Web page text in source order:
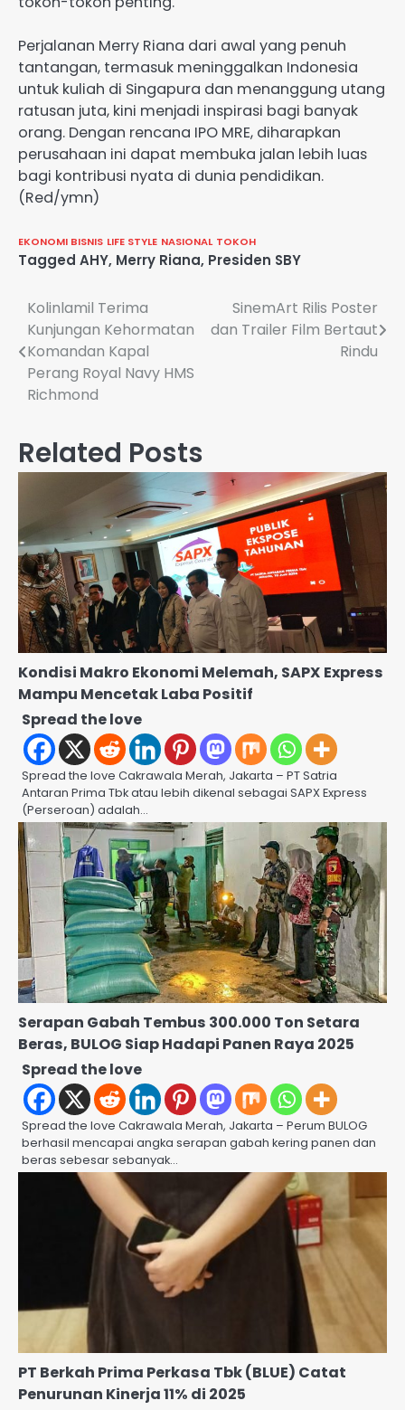
Perjalanan Merry Riana dari awal yang penuh
tantangan, termasuk meninggalkan Indonesia
untuk kuliah di Singapura dan menanggung utang
ratusan juta, kini menjadi inspirasi bagi banyak
orang. Dengan rencana IPO MRE, diharapkan
perusahaan ini dapat membuka jalan lebih luas
bagi kontribusi nyata di dunia pendidikan.
(Red/ymn)
EKONOMI BISNIS LIFE STYLE NASIONAL TOKOH
Tagged AHY, Merry Riana, Presiden SBY
Navigasi
pos
Kolinlamil Terima
Kunjungan Kehormatan
Komandan Kapal
Perang Royal Navy HMS
Richmond
SinemArt Rilis Poster
dan Trailer Film Bertaut
Rindu
Related Posts
Kondisi Makro Ekonomi Melemah, SAPX Express
Mampu Mencetak Laba Positif
Spread the love
Spread the love Cakrawala Merah, Jakarta – PT Satria
Antaran Prima Tbk atau lebih dikenal sebagai SAPX Express
(Perseroan) adalah…
Serapan Gabah Tembus 300.000 Ton Setara
Beras, BULOG Siap Hadapi Panen Raya 2025
Spread the love
Spread the love Cakrawala Merah, Jakarta – Perum BULOG
berhasil mencapai angka serapan gabah kering panen dan
beras sebesar sebanyak…
PT Berkah Prima Perkasa Tbk (BLUE) Catat
Penurunan Kinerja 11% di 2025